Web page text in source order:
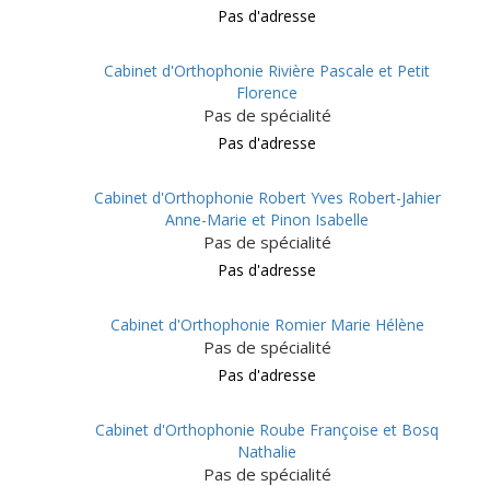
Pas d'adresse
Cabinet d'Orthophonie Rivière Pascale et Petit
Florence
Pas de spécialité
Pas d'adresse
Cabinet d'Orthophonie Robert Yves Robert-Jahier
Anne-Marie et Pinon Isabelle
Pas de spécialité
Pas d'adresse
Cabinet d'Orthophonie Romier Marie Hélène
Pas de spécialité
Pas d'adresse
Cabinet d'Orthophonie Roube Françoise et Bosq
Nathalie
Pas de spécialité